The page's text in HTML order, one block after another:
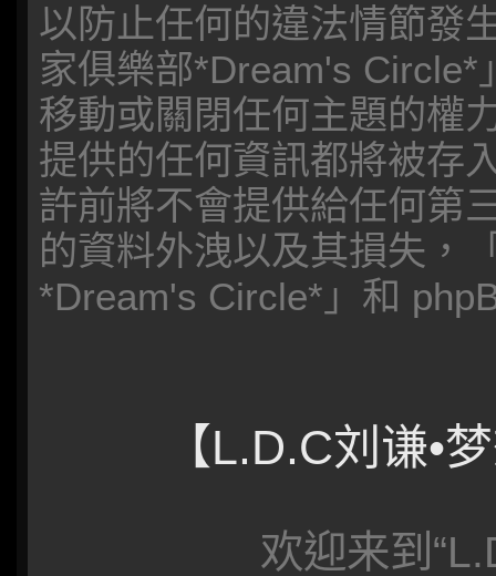
以防止任何的違法情節發
家俱樂部*Dream's
移動或關閉任何主題的權
提供的任何資訊都將被存
許前將不會提供給任何第
的資料外洩以及其損失，
*Dream's Circle*」和
【L.D.C刘谦•
欢迎来到